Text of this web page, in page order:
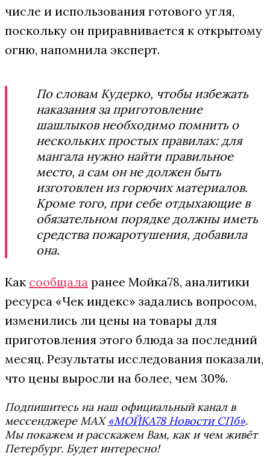
числе и использования готового угля,
поскольку он приравнивается к открытому
огню, напомнила эксперт.
По словам Кудерко, чтобы избежать
наказания за приготовление
шашлыков необходимо помнить о
нескольких простых правилах: для
мангала нужно найти правильное
место, а сам он не должен быть
изготовлен из горючих материалов.
Кроме того, при себе отдыхающие в
обязательном порядке должны иметь
средства пожаротушения, добавила
она.
Как сообщала ранее Мойка78, аналитики
ресурса «Чек индекс» задались вопросом,
изменились ли цены на товары для
приготовления этого блюда за последний
месяц. Результаты исследования показали,
что цены выросли на более, чем 30%.
Подпишитесь на наш официальный канал в
мессенджере MAX«МОЙКА78 Новости СПб».
Мы покажем и расскажем Вам, как и чем живёт
Петербург. Будет интересно!